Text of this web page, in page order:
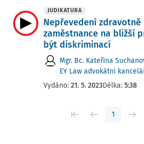
JUDIKATURA
Nepřevedení
zaměstnance na bližší
být diskriminací
Mgr. Bc. Kateřina
EY Law advokátní
Vydáno: 21. 5. 2023Délka: 5:38
1